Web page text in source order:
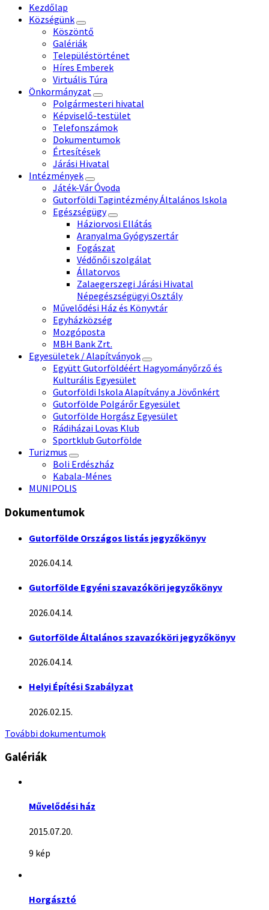
Kezdőlap
Községünk
Köszöntő
Galériák
Településtörténet
Híres Emberek
Virtuális Túra
Önkormányzat
Polgármesteri hivatal
Képviselő-testület
Telefonszámok
Dokumentumok
Értesítések
Járási Hivatal
Intézmények
Játék-Vár Óvoda
Gutorföldi Tagintézmény Általános Iskola
Egészségügy
Háziorvosi Ellátás
Aranyalma Gyógyszertár
Fogászat
Védőnői szolgálat
Állatorvos
Zalaegerszegi Járási Hivatal
Népegészségügyi Osztály
Művelődési Ház és Könyvtár
Egyházközség
Mozgóposta
MBH Bank Zrt.
Egyesületek / Alapítványok
Együtt Gutorföldéért Hagyományőrző és
Kulturális Egyesület
Gutorföldi Iskola Alapítvány a Jövőnkért
Gutorfölde Polgárőr Egyesület
Gutorfölde Horgász Egyesület
Rádiházai Lovas Klub
Sportklub Gutorfölde
Turizmus
Boli Erdészház
Kabala-Ménes
MUNIPOLIS
Dokumentumok
Gutorfölde Országos listás jegyzőkönyv
2026.04.14.
Gutorfölde Egyéni szavazóköri jegyzőkönyv
2026.04.14.
Gutorfölde Általános szavazóköri jegyzőkönyv
2026.04.14.
Helyi Építési Szabályzat
2026.02.15.
További dokumentumok
Galériák
Művelődési ház
2015.07.20.
9 kép
Horgásztó